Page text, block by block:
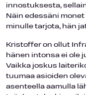
innostuksesta,
Näin edessäni
minulle tarjota, hän
Kristoffer on ollut
hänen intonsa ei ole
Vaikka joskus
tuumaa asioiden
asenteella aamulla